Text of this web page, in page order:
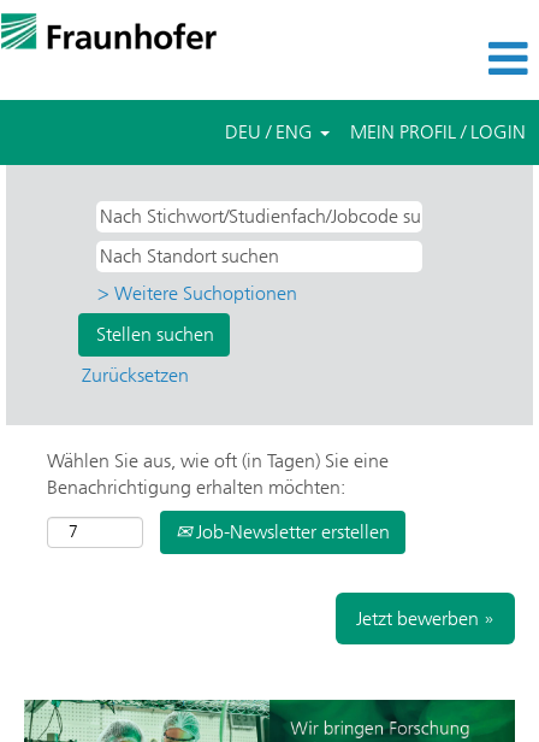
DEU / ENG MEIN PROFIL / LOGIN
> Weitere Suchoptionen
Zurücksetzen
Wählen Sie aus, wie oft (in Tagen) Sie eine
Benachrichtigung erhalten möchten:
Job-Newsletter erstellen
Jetzt bewerben »